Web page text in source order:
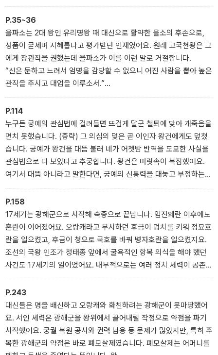
우리는 각각의 시대가 오늘날 우리 사회에 남긴 흔적들을 찾아볼 수
있습니다. 여기에 이 책이 탄생한 이유가 있습니다. 한반도에서 앞서
산 선조들이 어떤 세상을 만들었고, 어떤 실수를 반복했으며, 어떤 좌
절과 성취를 겪었는지 살피고 나면 오늘 우리가 사는 세상을 더욱 깊
이 이해하게 됩니다.
--- ‘프롤로그｜꼭 알아야 하는 최소한의 한국사’ 중에서
P.35~36
을파소는 2대 왕인 유리명왕 때 대신으로 활약한 을소의 후손으로,
성품이 굳세며 지혜롭다고 평가받던 인재였어요. 원래 고국천왕은 그
에게 장관직을 권했는데 을파소가 이를 이런 말로 거절합니다.
“신은 둔하고 느려서 엄명을 감당할 수 없으니 어진 사람을 뽑아 높은
관직을 주시고 대업을 이루소서.”
농사짓던 을파소가 왕을 도와 난국을 돌파하려면 장관 정도의 직책으
론 어림도 없었지요. 그의 속마음을 눈치챈 고국천왕은 을파소를 국
상에 임명하고, 국상을 따르지 않으면 전부 멸족시키겠다고 엄명을
내렸습니다. 이로써 독자적인 4부 세력은 약해지고, 점차 왕 아래에
소속되는 형태로 통합되기 시작했어요.
각 부의 지배층은 독자적 권력이 약해져 수도에 옹기종기 모여 사는
중앙 귀족과 관료로 변모합니다. 게다가 왕위 계승도 형제 상속에서
왕에게는 ‘태왕’이라는 독자적인 칭호가 사용됩니다.
--- ‘온 사방에 용맹한 기상을 떨친 국가, 고구려’ 중에서
P.114
누구든 궁예의 관심법에 걸려들면 뜨겁게 달군 철퇴에 맞아 개죽음을
면치 못했습니다. (중략) 그 의심의 덫은 곧 이인자 왕건에게도 덮쳤
습니다. 궁예가 왕건을 대뜸 불러 네가 어젯밤 반역을 도모한 사실을
관심법으로 다 보았다고 추궁합니다. 왕건은 머릿속이 복잡했어요.
여기서 대뜸 아니라고 말한다면, 궁예의 신통력을 대놓고 부정하는
것이나 다름없었기 때문입니다. 궁예가 잠시 고개를 들고 눈을 감고
있을 때, 최응이 일부러 붓을 떨어뜨리고 줍는 척하며 왕건에게 속삭
였어요. 궁예 말을 인정하고 사죄하면 목숨은 건질 거라는 다급한 충
고였어요. 그 순간 궁예가 자신을 시험하고 있음을 깨달은 왕건은 죽
을죄를 지었다고 빌었습니다. 왕건의 목숨이 달린 긴장되는 순간, 뜻
밖에도 궁예가 만족스럽다는 듯 큰 소리로 껄껄 웃으며 말했어요. “경
은 과연 정직하도다.”
P.158
17세기는 광해군으로 시작해 숙종으로 끝납니다. 임진왜란 이후에도
혼란이 이어졌어요. 오랑캐라고 무시하던 후금이 덩치를 키워 정묘호
란을 일으켰고, 후금이 청으로 국호를 바꿔 병자호란을 일으켰지요.
조선의 국왕 인조가 청태종 앞에서 굴욕적인 항복 의식을 해야 했던
사건도 17세기의 일이었어요. 내부적으로는 여러 정치 세력이 공존하
며 경쟁하는 붕당정치가 전개되었습니다. 그러나 붕당정치의 경쟁 과
열로 폐단이 극심해지자 18세기 영조와 정조는 탕평 정치를 펼쳤어
요. 강력한 왕권으로 붕당 간 균형을 맞추려고 노력했지요. 하지만 결
국 견제와 균형이라는 붕당정치의 순기능까지 무너지면서, 19세기에
는 세도정치가 전개됩니다. 특정한 외척 가문의 권력 독점으로 국운
은 기울고, 백성의 곡소리가 끊이지 않던 암흑기가 약 60년간 이어졌
P.243
대신들은 명을 배신하고 오랑캐와 화친하려는 광해군이 못마땅했어
요. 서인 세력은 광해군을 왕위에서 끌어내릴 작정으로 약점을 파기
시작했어요. 궁궐 복원 공사와 권력 남용 등 문제가 많았지만, 특히 주
목한 광해군의 약점은 바로 폐모살제였습니다. 폐모살제는 어머니를